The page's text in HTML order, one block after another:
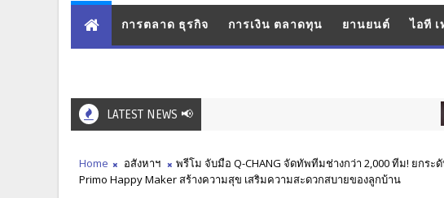
การตลาด ธุรกิจ การเงิน ตลาดทุน ยานยนต์ ไอที
LATEST NEWS 📢 บั
Home อสังหาฯ
พรีโม จับมือ Q-CHANG จัดทัพทีมช่างกว่า 2,000 ทีม! ยกร
Primo Happy Maker สร้างความสุข เสริมความสะดวกสบายของลูกบ้าน